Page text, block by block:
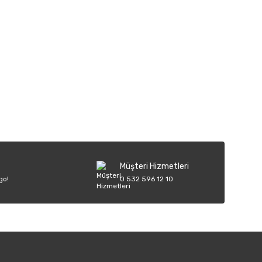
Müşteri Hizmetleri
0 532 596 12 10